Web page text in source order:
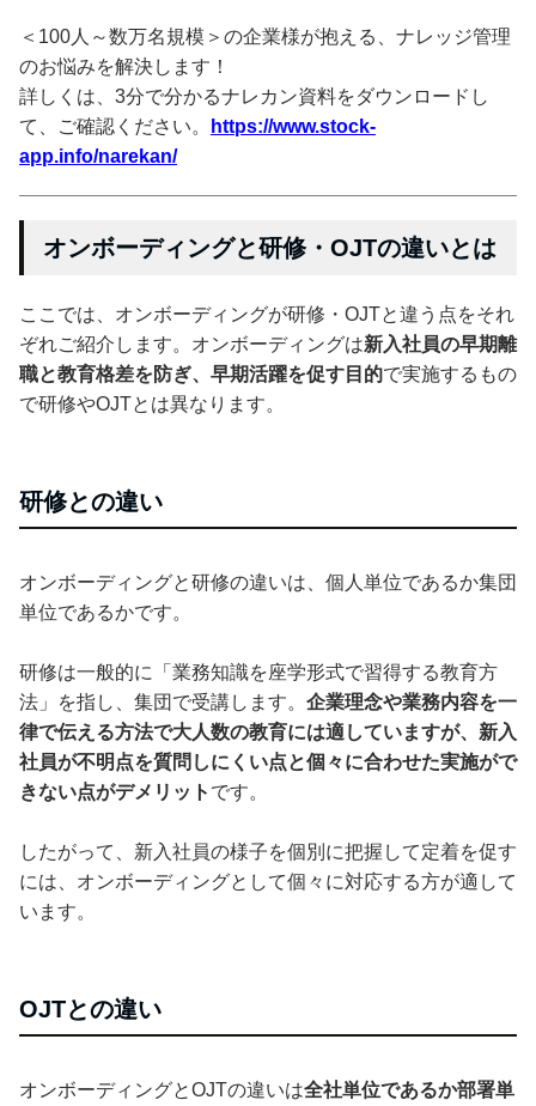
＜100人～数万名規模＞の企業様が抱える、ナレッジ管理
のお悩みを解決します！
詳しくは、3分で分かるナレカン資料をダウンロードし
て、ご確認ください。
https://www.stock-
app.info/narekan/
オンボーディングと研修・OJTの違いとは
ここでは、オンボーディングが研修・OJTと違う点をそれ
ぞれご紹介します。オンボーディングは新入社員の早期離
職と教育格差を防ぎ、早期活躍を促す目的で実施するもの
で研修やOJTとは異なります。
研修との違い
オンボーディングと研修の違いは、個人単位であるか集団
単位であるかです。
研修は一般的に「業務知識を座学形式で習得する教育方
法」を指し、集団で受講します。 企業理念や業務内容を一
律で伝える方法で大人数の教育には適していますが、新入
社員が不明点を質問しにくい点と個々に合わせた実施がで
きない点がデメリット です。
したがって、新入社員の様子を個別に把握して定着を促す
には、オンボーディングとして個々に対応する方が適して
います。
OJTとの違い
オンボーディングとOJTの違いは全社単位であるか部署単